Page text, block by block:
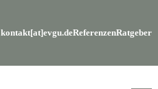
kontakt[at]evgu.deReferenzenRatgeber